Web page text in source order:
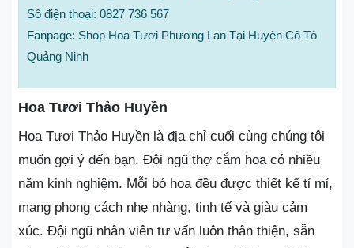
Số điện thoại: 0827 736 567
Fanpage: Shop Hoa Tươi Phương Lan Tại Huyện Cô Tô
Quảng Ninh
Hoa Tươi Thảo Huyền
Hoa Tươi Thảo Huyền là địa chỉ cuối cùng chúng tôi
muốn gợi ý đến bạn. Đội ngũ thợ cắm hoa có nhiều
năm kinh nghiệm. Mỗi bó hoa đều được thiết kế tỉ mỉ,
mang phong cách nhẹ nhàng, tinh tế và giàu cảm
xúc. Đội ngũ nhân viên tư vấn luôn thân thiện, sẵn